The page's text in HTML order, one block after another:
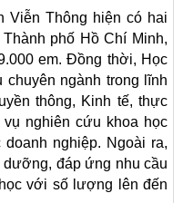
Viễn Thông hiện có hai
phố Hồ Chí Minh,
em. Đồng thời, Học
ngành trong lĩnh
thông, Kinh tế, thực
vụ nghiên cứu khoa học
nghiệp. Ngoài ra,
dưỡng, đáp ứng nhu cầu
với số lượng lên đến